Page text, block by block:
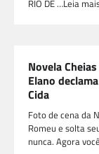
RIO DE …Leia
Novela
Elano
Cida
Foto de cena da
Romeu e solta
nunca. Agora